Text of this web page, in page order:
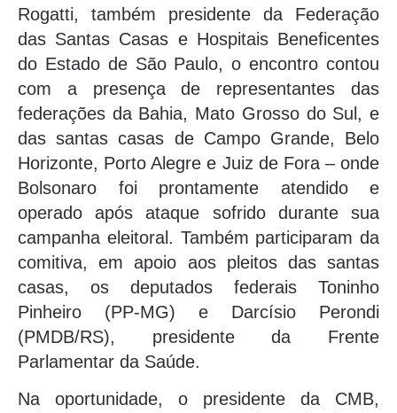
Rogatti, também presidente da Federação
das Santas Casas e Hospitais Beneficentes
do Estado de São Paulo, o encontro contou
com a presença de representantes das
federações da Bahia, Mato Grosso do Sul, e
das santas casas de Campo Grande, Belo
Horizonte, Porto Alegre e Juiz de Fora – onde
Bolsonaro foi prontamente atendido e
operado após ataque sofrido durante sua
campanha eleitoral. Também participaram da
comitiva, em apoio aos pleitos das santas
casas, os deputados federais Toninho
Pinheiro (PP-MG) e Darcísio Perondi
(PMDB/RS), presidente da Frente
Parlamentar da Saúde.
Na oportunidade, o presidente da CMB,